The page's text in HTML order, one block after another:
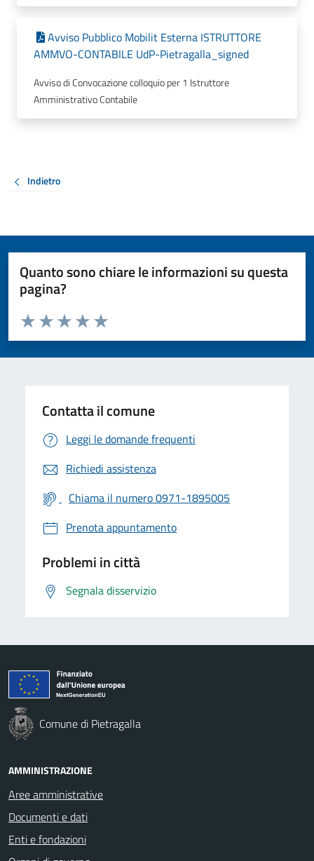
Avviso Pubblico Mobilit Esterna ISTRUTTORE
AMMVO-CONTABILE UdP-Pietragalla_signed
Avviso di Convocazione colloquio per 1 Istruttore
Amministrativo Contabile
Indietro
Quanto sono chiare le informazioni su questa
pagina?
Valuta da 1 a 5 stelle la pagina
Valuta 5 stelle su 5
Valuta 4 stelle su 5
Valuta 3 stelle su 5
Valuta 2 stelle su 5
Valuta 1 stelle su 5
Contatta il comune
Leggi le domande frequenti
Richiedi assistenza
Chiama il numero 0971-1895005
Prenota appuntamento
Problemi in città
Segnala disservizio
Comune di Pietragalla
AMMINISTRAZIONE
Aree amministrative
Documenti e dati
Enti e fondazioni